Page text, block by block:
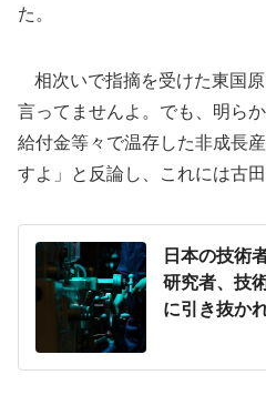
た。
相次いで指摘を受けた東国
言ってませんよ。でも、明ら
給付金等々で温存した非成長
すよ」と反論し、これには古
日本の技術
研究者、技
に引き抜か